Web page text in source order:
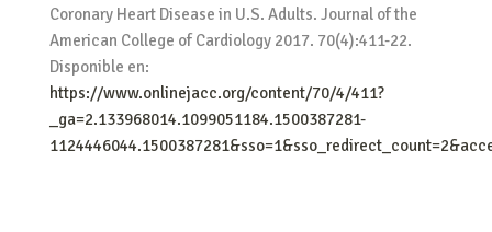
Coronary Heart Disease in U.S. Adults. Journal of the
American College of Cardiology 2017. 70(4):411-22.
Disponible en:
https://www.onlinejacc.org/content/70/4/411?
_ga=2.133968014.1099051184.1500387281-